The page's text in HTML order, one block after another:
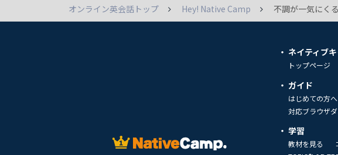
オンライン英会話トップ Hey! Native Camp 不調が一気にく
ネイティブ
トップページ
ガイド
はじめての方へ
対応ブラウザ
学習
教材を見る